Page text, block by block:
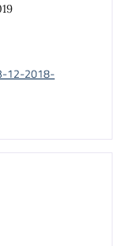
12-2018-